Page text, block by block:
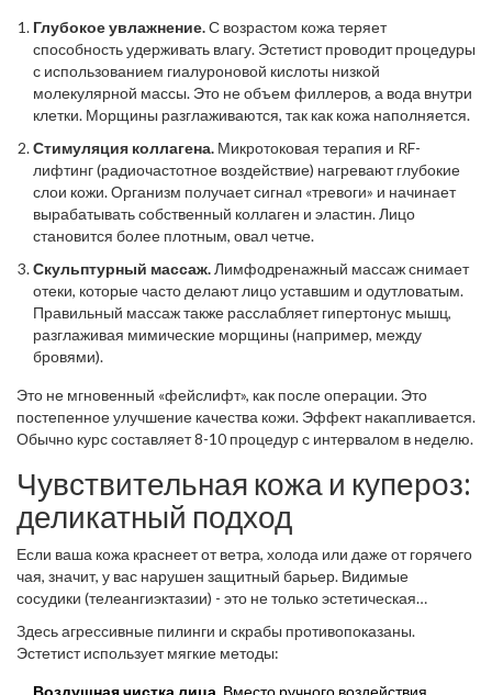
Глубокое увлажнение.С возрастом кожа теряет
способность удерживать влагу. Эстетист проводит процедуры
с использованием гиалуроновой кислоты низкой
молекулярной массы. Это не объем филлеров, а вода внутри
клетки. Морщины разглаживаются, так как кожа наполняется.
Стимуляция коллагена. Микротоковая терапия и RF-
лифтинг (радиочастотное воздействие) нагревают глубокие
слои кожи. Организм получает сигнал «тревоги» и начинает
вырабатывать собственный коллаген и эластин. Лицо
становится более плотным, овал четче.
Скульптурный массаж. Лимфодренажный массаж снимает
отеки, которые часто делают лицо уставшим и одутловатым.
Правильный массаж также расслабляет гипертонус мышц,
разглаживая мимические морщины (например, между
бровями).
Это не мгновенный «фейслифт», как после операции. Это
постепенное улучшение качества кожи. Эффект накапливается.
Обычно курс составляет 8-10 процедур с интервалом в неделю.
Чувствительная кожа и купероз:
деликатный подход
Если ваша кожа краснеет от ветра, холода или даже от горячего
чая, значит, у вас нарушен защитный барьер. Видимые
сосудики (телеангиэктазии) - это не только эстетическая
Здесь агрессивные пилинги и скрабы противопоказаны.
Эстетист использует мягкие методы: